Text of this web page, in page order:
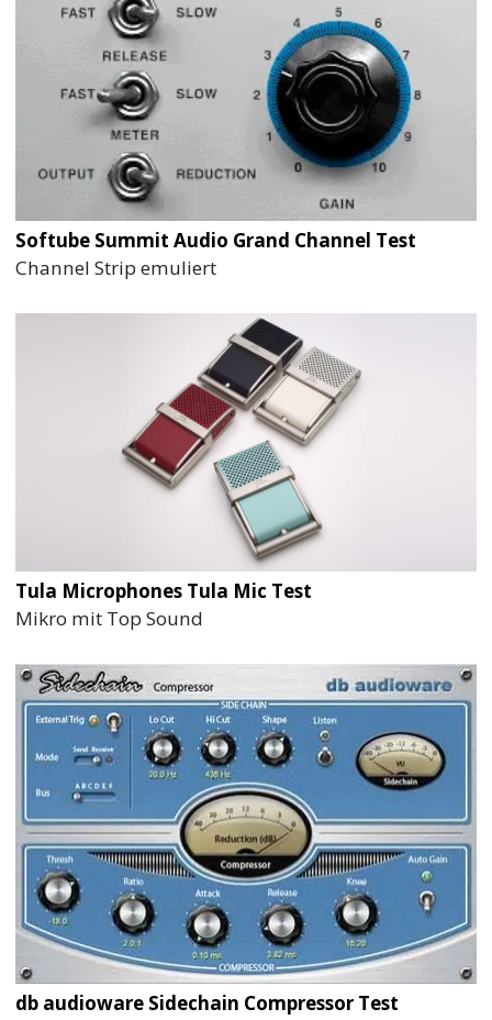
Softube Summit Audio Grand Channel Test
Channel Strip emuliert
Tula Microphones Tula Mic Test
Mikro mit Top Sound
db audioware Sidechain Compressor Test